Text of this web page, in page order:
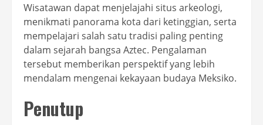
Wisatawan dapat menjelajahi situs arkeologi,
menikmati panorama kota dari ketinggian, serta
mempelajari salah satu tradisi paling penting
dalam sejarah bangsa Aztec. Pengalaman
tersebut memberikan perspektif yang lebih
mendalam mengenai kekayaan budaya Meksiko.
Penutup